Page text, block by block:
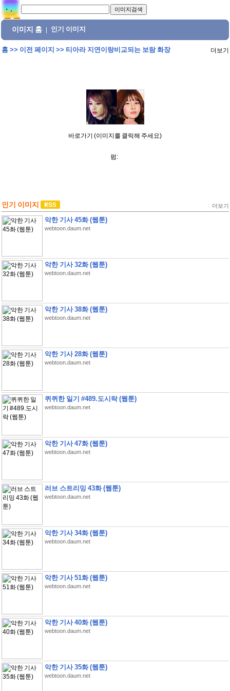
이미지 홈 인기 이미지
홈>> 이전 페이지 >> 티아라 지연이랑비교되는 보람 화장 더보기
바로가기 (이미지를 클릭해 주세요)
펌:
인기 이미지 더보기
악한 기사 45화 (웹툰)
webtoon.daum.net
악한 기사 32화 (웹툰)
webtoon.daum.net
악한 기사 38화 (웹툰)
webtoon.daum.net
악한 기사 28화 (웹툰)
webtoon.daum.net
퀴퀴한 일기 #489.도시락 (웹툰)
webtoon.daum.net
악한 기사 47화 (웹툰)
webtoon.daum.net
러브 스트리밍 43화 (웹툰)
webtoon.daum.net
악한 기사 34화 (웹툰)
webtoon.daum.net
악한 기사 51화 (웹툰)
webtoon.daum.net
악한 기사 40화 (웹툰)
webtoon.daum.net
악한 기사 35화 (웹툰)
webtoon.daum.net